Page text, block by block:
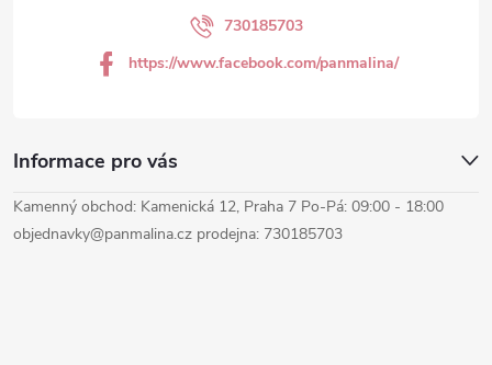
Informace pro vás
730185703
https://www.facebook.com/panmalina/
Kamenný obchod: Kamenická 12, Praha 7 Po-Pá: 09:00 - 18:00
objednavky@panmalina.cz prodejna: 730185703